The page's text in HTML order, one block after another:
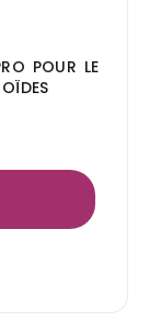
POUR LE